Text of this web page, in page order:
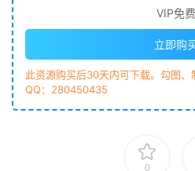
VIP免费
立即购
此资源购买后30天内可下载。勾图
QQ：280450435
0